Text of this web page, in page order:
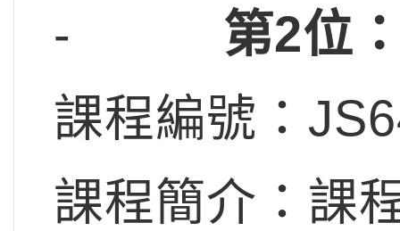
- 第2位
課程編號：
課程簡介：課